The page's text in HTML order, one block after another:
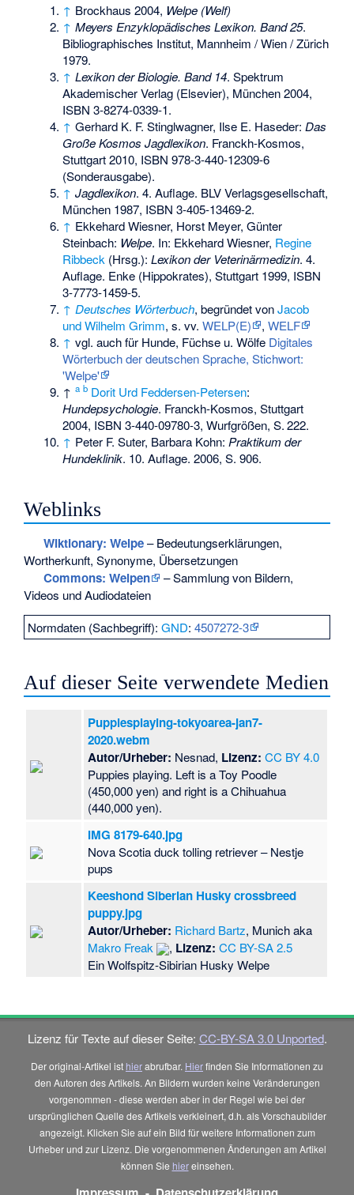
↑ Brockhaus 2004, Welpe (Welf)
↑ Meyers Enzyklopädisches Lexikon. Band 25.
Bibliographisches Institut, Mannheim / Wien / Zürich
1979.
↑ Lexikon der Biologie. Band 14. Spektrum
Akademischer Verlag (Elsevier), München 2004,
ISBN 3-8274-0339-1.
↑ Gerhard K. F. Stinglwagner, Ilse E. Haseder:Das
Große Kosmos Jagdlexikon. Franckh-Kosmos,
Stuttgart 2010, ISBN 978-3-440-12309-6
(Sonderausgabe).
↑ Jagdlexikon. 4. Auflage. BLV Verlagsgesellschaft,
München 1987, ISBN 3-405-13469-2.
↑ Ekkehard Wiesner, Horst Meyer, Günter
Steinbach: Welpe. In: Ekkehard Wiesner, Regine
Ribbeck (Hrsg.):Lexikon der Veterinärmedizin. 4.
Auflage. Enke (Hippokrates), Stuttgart 1999, ISBN
3-7773-1459-5.
↑ Deutsches Wörterbuch, begründet vonJacob
und Wilhelm Grimm, s. vv.WELP(E) ,WELF
↑ vgl. auch für Hunde, Füchse u. Wölfe Digitales
Wörterbuch der deutschen Sprache, Stichwort:
'Welpe'
↑a b Dorit Urd Feddersen-Petersen:
Hundepsychologie. Franckh-Kosmos, Stuttgart
2004, ISBN 3-440-09780-3, Wurfgrößen,S.222.
↑ Peter F. Suter, Barbara Kohn: Praktikum der
Hundeklinik. 10. Auflage. 2006, S. 906.
Weblinks
Wiktionary: Welpe– Bedeutungserklärungen,
Wortherkunft, Synonyme, Übersetzungen
Commons: Welpen
– Sammlung von Bildern,
Videos und Audiodateien
Normdaten (Sachbegriff):GND:4507272-3
Auf dieser Seite verwendete Medien
Puppiesplaying-tokyoarea-jan7-
2020.webm
Autor/Urheber: Nesnad, Lizenz: CC BY 4.0
Puppies playing. Left is a Toy Poodle
(450,000 yen) and right is a Chihuahua
(440,000 yen).
IMG 8179-640.jpg
Nova Scotia duck tolling retriever – Nestje
pups
Keeshond Siberian Husky crossbreed
puppy.jpg
Autor/Urheber: Richard Bartz, Munich aka
Makro Freak
, Lizenz: CC BY-SA 2.5
Ein Wolfspitz-Sibirian Husky Welpe
Lizenz für Texte auf dieser Seite: CC-BY-SA 3.0 Unported.
Der original-Artikel ist hierabrufbar. Hierfinden Sie Informationen zu
den Autoren des Artikels. An Bildern wurden keine Veränderungen
vorgenommen - diese werden aber in der Regel wie bei der
ursprünglichen Quelle des Artikels verkleinert, d.h. als Vorschaubilder
angezeigt. Klicken Sie auf ein Bild für weitere Informationen zum
Urheber und zur Lizenz. Die vorgenommenen Änderungen am Artikel
können Sie hiereinsehen.